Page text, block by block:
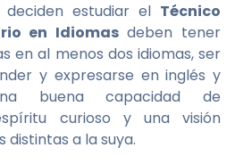
deciden estudiar el Técnico
en Idiomasdeben tener
en al menos dos idiomas, ser
y expresarse en inglés y
buena capacidad de
curioso y una visión
a la suya.